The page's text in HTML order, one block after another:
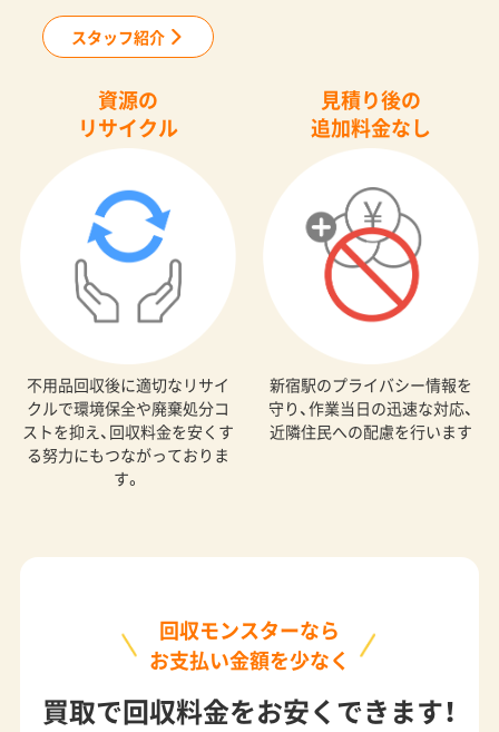
スタッフ紹介
資源の
リサイクル
不用品回収後に適切なリサイ
クルで環境保全や廃棄処分コ
ストを抑え、回収料金を安くす
る努力にもつながっておりま
す。
見積り後の
追加料金なし
新宿駅のプライバシー情報を
守り、作業当日の迅速な対応、
近隣住民への配慮を行います
回収モンスターなら
お支払い金額を少なく
買取で回収料金をお安くできます！